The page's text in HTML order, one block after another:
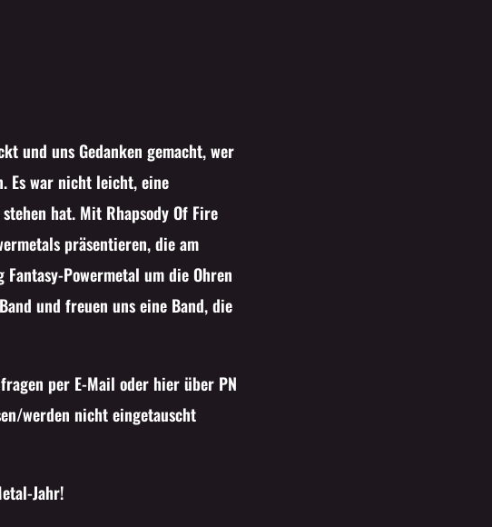
und uns Gedanken gemacht, wer
Es war nicht leicht, eine
hat. Mit Rhapsody Of Fire
präsentieren, die am
Powermetal um die Ohren
und freuen uns eine Band, die
per E-Mail oder hier über PN
werden nicht eingetauscht
Jahr!